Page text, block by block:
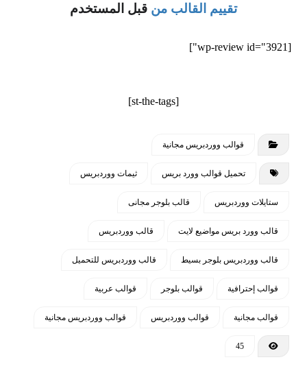
حقوق التصميم ويمكن تعديل الحقوق أسفل
صاحب الموقع
في كل صغيرة وكبيرة بالقالب من خلال
لوحة التحكم
تعديل الشعار سواء كان نص أو صورة
إزالة أي جزء بالاستايل لا يرغب فيه صاحب
الموقع
تقييم القالب من قبل المستخدم
[wp-review id="3921"]
[st-the-tags]
قوالب ووردبريس مجانية
تحميل قوالب وورد بريس ثيمات ووردبريس
ستايلات ووردبريس قالب بلوجر مجانى
قالب وورد بريس مواضيع لايت قالب ووردبريس
قالب ووردبريس بلوجر بسيط قالب ووردبريس للتحميل
قوالب إحترافية قوالب بلوجر قوالب عربية
قوالب مجانية قوالب ووردبريس قوالب ووردبريس مجانية
45